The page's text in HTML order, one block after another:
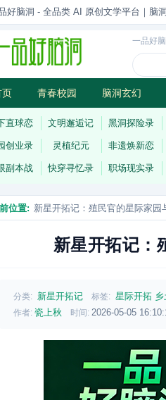
品好脑洞 - 全品类 AI 原创文学平台｜脑
一品好
页 青春校园 脑洞玄幻
史权谋 武侠江湖 灵异志怪
直球恋 文明邂逅记 黑洞探险录
创业录 灵植纪元 非遗焕新恋
副本战 快穿寻忆录 职场现实录
位置: 新星开拓记：殖民官的星际家园
新星开拓记：
分类: 新星开拓记 标签: 星际开拓
作者: 瓷上秋 时间: 2026-05-05